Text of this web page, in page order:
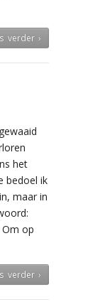
verder ›
het
bedoel ik
maar in
op
verder ›